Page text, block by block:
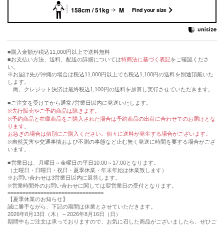
158cm / 51kg M Find your size
購入金額が税込11,000円以上で送料無料
お支払い方法、送料、配送の詳細については特商法に基づく表記をご確認くださ
い。
※お届け先が沖縄の場合は税込11,000円以上でも税込1,100円の送料を別途頂戴いた
します。
尚、クレジット決済は最終税込1,100円の送料を加算し実行させていただきます。
■ご注文を受けてから通常7営業日以内に発送いたします。
※先行販売やご予約商品は除きます。
※予約商品と在庫商品をご購入された場合は予約商品の出荷に合わせてのお届けとな
ります。
お急ぎの場合は個別にご購入ください。個々に送料が発生する場合がございます。
※自然災害や交通事情および不測の事態など止む無く発送に時間を要する場合がござ
います。
■営業日は、月曜日～金曜日の平日10:00～17:00となります。
（土曜日・日曜日・祝日・夏季休業・年末年始は休業致します）
※お問い合わせは3営業日以内に返答します。
※営業時間外のお問い合わせに関しては翌営業日の受付となります。
================================
【夏季休業のお知らせ】
誠に勝手ながら、下記の期間は休業とさせていただきます。
2026年8月13日（木）～2026年8月16日（日）
期間中もご注文は承っておりますので、お気に召した商品がございましたら、ぜひご